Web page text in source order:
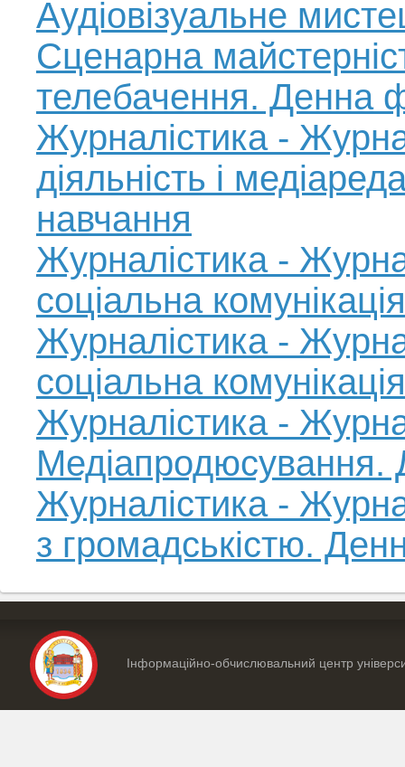
Аудіовізуальне
Сценарна
телебачення. Денна
Журналістика -
діяльність і
навчання
Журналістика -
соціальна
Журналістика -
соціальна
Журналістика -
Журналістика -
з громадськістю.
Інформаційно-обчислювальний центр